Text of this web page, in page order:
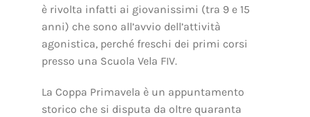
è rivolta infatti ai giovanissimi (tra 9 e 15
anni) che sono all’avvio dell’attività
agonistica, perché freschi dei primi corsi
presso una Scuola Vela FIV.
La Coppa Primavela è un appuntamento
storico che si disputa da oltre quaranta